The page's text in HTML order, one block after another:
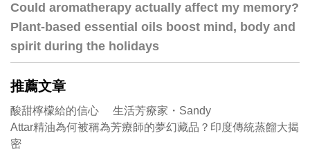
Could aromatherapy actually affect my memory?
Plant-based essential oils boost mind, body and
spirit during the holidays
推薦文章
酸甜檸檬給的信心 生活芳療家・Sandy
Attar精油為何被稱為芳療師的夢幻藏品？印度傳統蒸餾大揭
密